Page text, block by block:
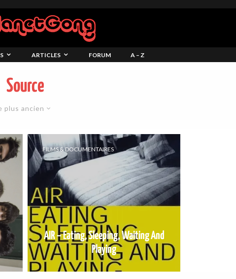
ARTICLES FORUM A – Z
Source
plus ancien
FILMS & DOCUMENTAIRES
AIR – Eating, Sleeping, Waiting And
Playing